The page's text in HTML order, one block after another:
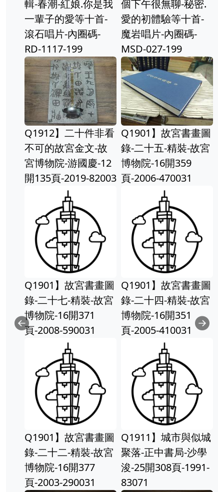
輯-春潮-紅娘.你是我
一輩子的愛等十首-
滾石唱片-內圈碼-
RD-1117-199
個下午很無聊-秘密.
愛的初體驗等十首-
魔岩唱片-內圈碼-
MSD-027-199
Q1912】二十件非看
不可的故宮金文-故
宮博物院-游國慶-12
開135頁-2019-82003
Q1901】故宮書畫圖
錄-二十五-精裝-故宮
博物院-16開359
頁-2006-470031
Q1901】故宮書畫圖
錄-二十七-精裝-故宮
博物院-16開371
頁-2008-590031
Q1901】故宮書畫圖
錄-二十四-精裝-故宮
博物院-16開351
頁-2005-410031
Q1901】故宮書畫圖
錄-二十二-精裝-故宮
博物院-16開377
頁-2003-290031
Q1911】城市與似城
聚落-正中書局-沙學
浚-25開308頁-1991-
83071
Previous